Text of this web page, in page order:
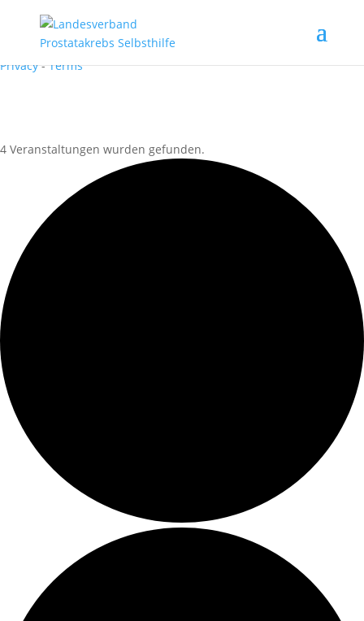
I'm not a robot
reCAPTCHA
Privacy-Terms
4 Veranstaltungen wurden gefunden.